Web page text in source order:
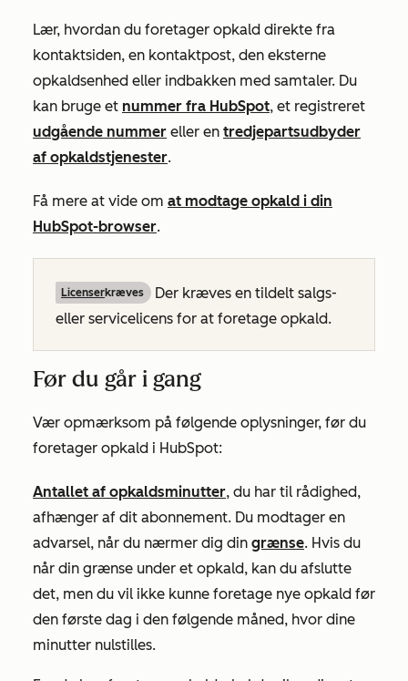
Lær, hvordan du foretager opkald direkte fra
kontaktsiden, en kontaktpost, den eksterne
opkaldsenhed eller indbakken med samtaler. Du
kan bruge et nummer fra HubSpot, et registreret
udgående nummer eller en tredjepartsudbyder
af opkaldstjenester.
Få mere at vide om at modtage opkald i din
HubSpot-browser.
Licenserkræves
Der kræves en tildelt salgs-
eller servicelicens for at foretage opkald.
Før du går i gang
Vær opmærksom på følgende oplysninger, før du
foretager opkald i HubSpot:
Antallet af opkaldsminutter, du har til rådighed,
afhænger af dit abonnement. Du modtager en
advarsel, når du nærmer dig din grænse. Hvis du
når din grænse under et opkald, kan du afslutte
det, men du vil ikke kunne foretage nye opkald før
den første dag i den følgende måned, hvor dine
minutter nulstilles.